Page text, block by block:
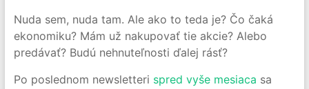
Nuda sem, nuda tam. Ale ako to teda je? Čo čaká
ekonomiku? Mám už nakupovať tie akcie? Alebo
predávať? Budú nehnuteľnosti ďalej rásť?
Po poslednom newsletteri spred vyše mesiaca sa